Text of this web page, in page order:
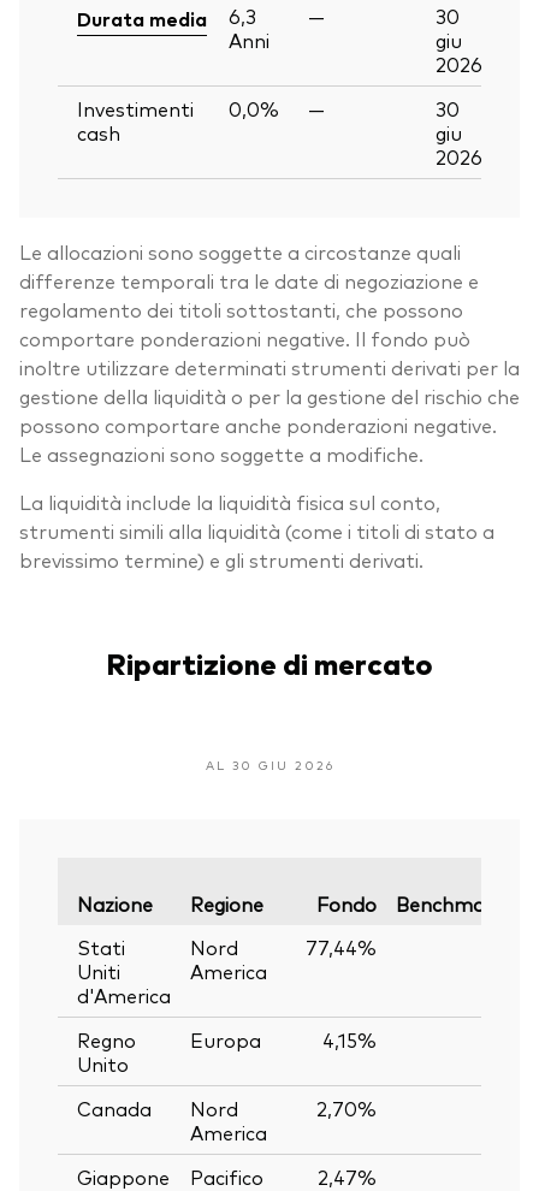
Durata media
6,3
Anni
—
30
giu
2026
Investimenti
cash
0,0% —
30
giu
2026
Le allocazioni sono soggette a circostanze quali
differenze temporali tra le date di negoziazione e
regolamento dei titoli sottostanti, che possono
comportare ponderazioni negative. Il fondo può
inoltre utilizzare determinati strumenti derivati per la
gestione della liquidità o per la gestione del rischio che
possono comportare anche ponderazioni negative.
Le assegnazioni sono soggette a modifiche.
La liquidità include la liquidità fisica sul conto,
strumenti simili alla liquidità (come i titoli di stato a
brevissimo termine) e gli strumenti derivati.
Ripartizione di mercato
AL 30 GIU 2026
Nazione Regione Fondo Benchmark
Stati
Uniti
d'America
Nord
America
77,44%
Regno
Unito
Europa 4,15%
Canada
Nord
America
2,70%
Giappone Pacifico 2,47%